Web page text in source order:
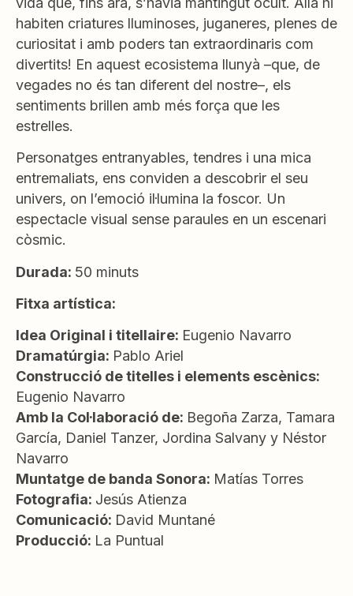
habiten criatures lluminoses, juganeres, plenes de
curiositat i amb poders tan extraordinaris com
divertits! En aquest ecosistema llunyà –que, de
vegades no és tan diferent del nostre–, els
sentiments brillen amb més força que les
estrelles.
Personatges entranyables, tendres i una mica
entremaliats, ens conviden a descobrir el seu
univers, on l’emoció il·lumina la foscor. Un
espectacle visual sense paraules en un escenari
còsmic.
Durada: 50 minuts
Fitxa artística:
Idea Original i titellaire: Eugenio Navarro
Dramatúrgia: Pablo Ariel
Construcció de titelles i elements escènics:
Eugenio Navarro
Amb la Col·laboració de: Begoña Zarza, Tamara
García, Daniel Tanzer, Jordina Salvany y Néstor
Navarro
Muntatge de banda Sonora: Matías Torres
Fotografia: Jesús Atienza
Comunicació: David Muntané
Producció: La Puntual